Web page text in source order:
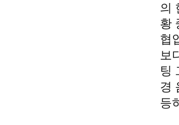
의
황
협
보
팅
경
등